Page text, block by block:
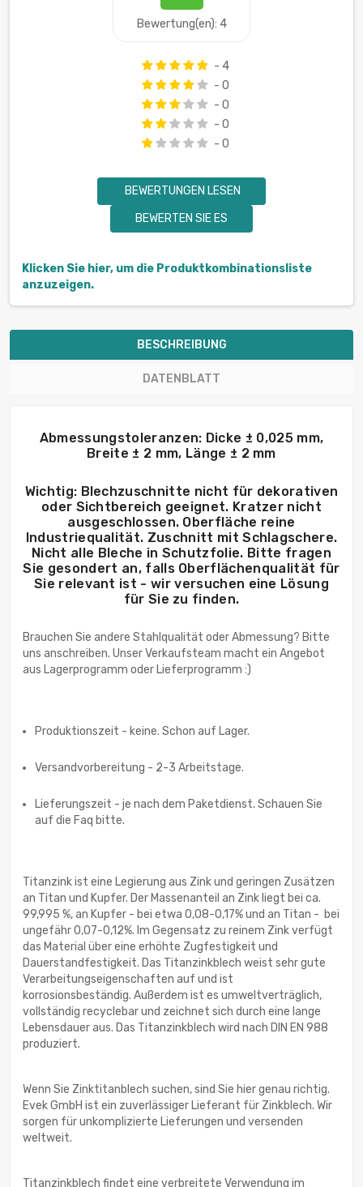
Bewertung(en): 4
- 4
- 0
- 0
- 0
- 0
BEWERTUNGEN LESEN
BEWERTEN SIE ES
Klicken Sie hier, um die Produktkombinationsliste
anzuzeigen.
BESCHREIBUNG
DATENBLATT
Abmessungstoleranzen: Dicke ± 0,025 mm,
Breite ± 2 mm, Länge ± 2 mm
Wichtig: Blechzuschnitte nicht für dekorativen
oder Sichtbereich geeignet. Kratzer nicht
ausgeschlossen. Oberfläche reine
Industriequalität. Zuschnitt mit Schlagschere.
Nicht alle Bleche in Schutzfolie. Bitte fragen
Sie gesondert an, falls Oberflächenqualität für
Sie relevant ist - wir versuchen eine Lösung
für Sie zu finden.
Brauchen Sie andere Stahlqualität oder Abmessung? Bitte
uns anschreiben. Unser Verkaufsteam macht ein Angebot
aus Lagerprogramm oder Lieferprogramm :)
Produktionszeit - keine. Schon auf Lager.
Versandvorbereitung - 2-3 Arbeitstage.
Lieferungszeit - je nach dem Paketdienst. Schauen Sie
auf die Faq bitte.
Titanzink ist eine Legierung aus Zink und geringen Zusätzen
an Titan und Kupfer. Der Massenanteil an Zink liegt bei ca.
99,995 %, an Kupfer - bei etwa 0,08-0,17% und an Titan - bei
ungefähr 0,07-0,12%. Im Gegensatz zu reinem Zink verfügt
das Material über eine erhöhte Zugfestigkeit und
Dauerstandfestigkeit. Das Titanzinkblech weist sehr gute
Verarbeitungseigenschaften auf und ist
korrosionsbeständig. Außerdem ist es umweltverträglich,
vollständig recyclebar und zeichnet sich durch eine lange
Lebensdauer aus. Das Titanzinkblech wird nach DIN EN 988
produziert.
Wenn Sie Zinktitanblech suchen, sind Sie hier genau richtig.
Evek GmbH ist ein zuverlässiger Lieferant für Zinkblech. Wir
sorgen für unkomplizierte Lieferungen und versenden
weltweit.
Titanzinkblech findet eine verbreitete Verwendung im